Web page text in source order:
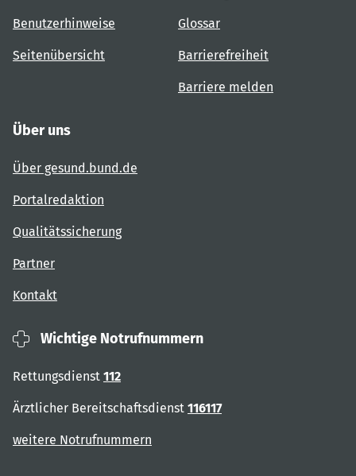
Benutzerhinweise
Seitenübersicht
Glossar
Barrierefreiheit
Barriere melden
Über uns
Über gesund.bund.de
Portalredaktion
Qualitätssicherung
Partner
Kontakt
Wichtige Notrufnummern
Rettungsdienst 112
Ärztlicher Bereitschaftsdienst 116117
weitere Notrufnummern